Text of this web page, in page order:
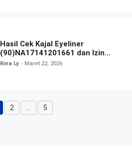
Hasil Cek Kajal Eyeliner
(90)NA17141201661 dan Izin
BPOM
Rina Ly Maret 22, 2026
HalamanHalaman
2 5